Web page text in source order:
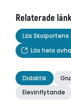
Relaterade
Läs
Läs hela
Didaktik
Elevinflytande